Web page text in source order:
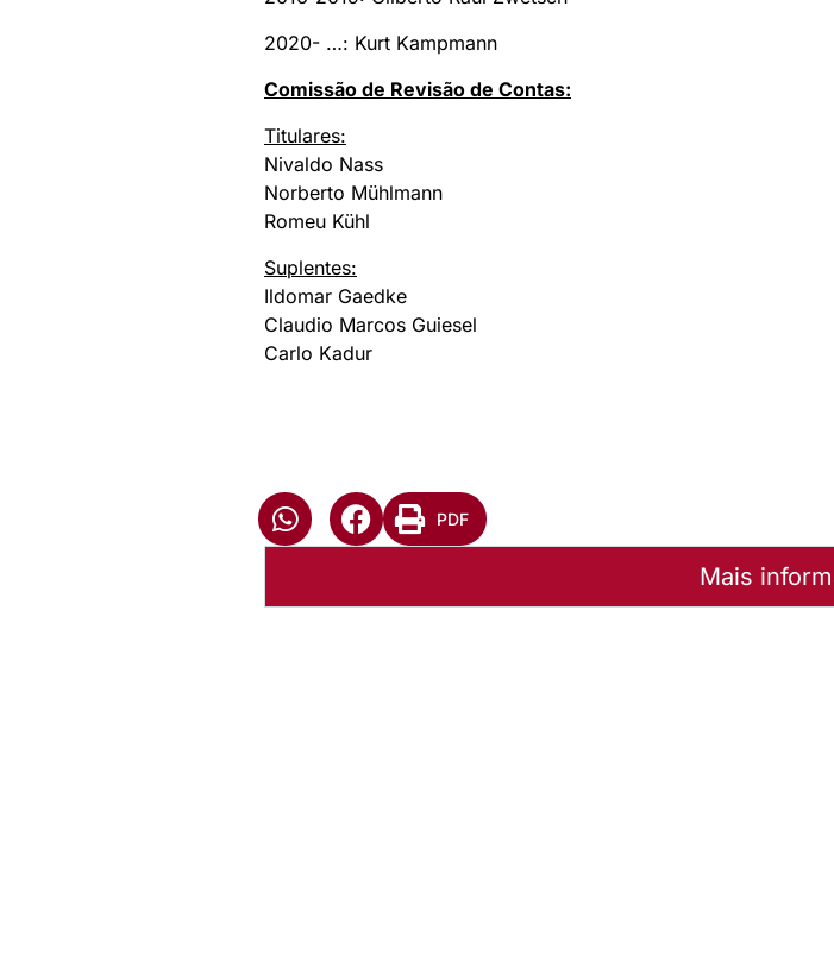
2020- …: Kurt Kampmann
Comissão de Revisão de Contas:
Titulares:
Nivaldo Nass
Norberto Mühlmann
Romeu Kühl
Suplentes:
Ildomar Gaedke
Claudio Marcos Guiesel
Carlo Kadur
PDF
Mais